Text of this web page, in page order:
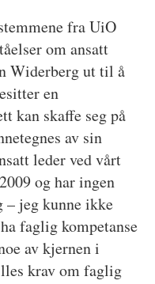
fra UiO
om ansatt
Widerberg ut til å
en
kan skaffe seg på
av sin
leder ved vårt
og har ingen
– jeg kunne ikke
faglig kompetanse
av kjernen i
krav om faglig